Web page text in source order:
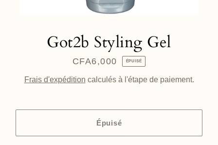
Got2b Styling Gel
Prix
régulier
CFA6,000 ÉPUISÉ
Frais d'expédition calculés à l'étape de paiement.
Épuisé